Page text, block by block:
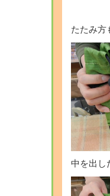
たたみ方
中を出し